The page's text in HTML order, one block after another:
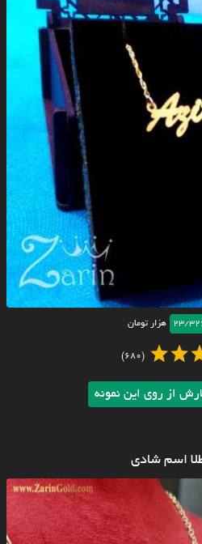
23/ هزار تومان
(680)
از روی این نمونه
اسم شادی